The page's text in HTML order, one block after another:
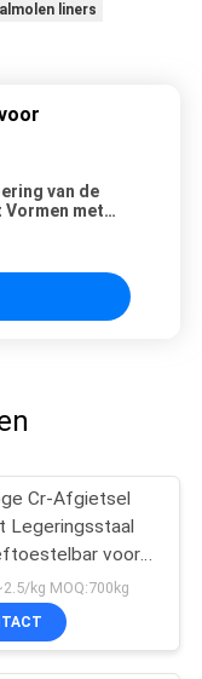
liners
van de
Vormen met
Cr-Afgietsel
Legeringsstaal
voor
Slijtvaste
kg MOQ:700kg